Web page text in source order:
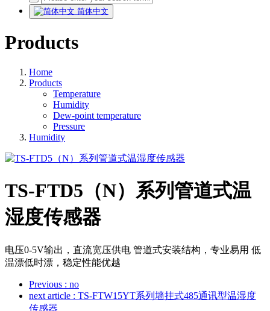
简体中文
Products
Home
Products
Temperature
Humidity
Dew-point temperature
Pressure
Humidity
TS-FTD5（N）系列管道式温
湿度传感器
电压0-5V输出，直流宽压供电 管道式安装结构，专业易用 低
温漂低时漂，稳定性能优越
Previous : no
next article : TS-FTW15YT系列墙挂式485通讯型温湿度
传感器